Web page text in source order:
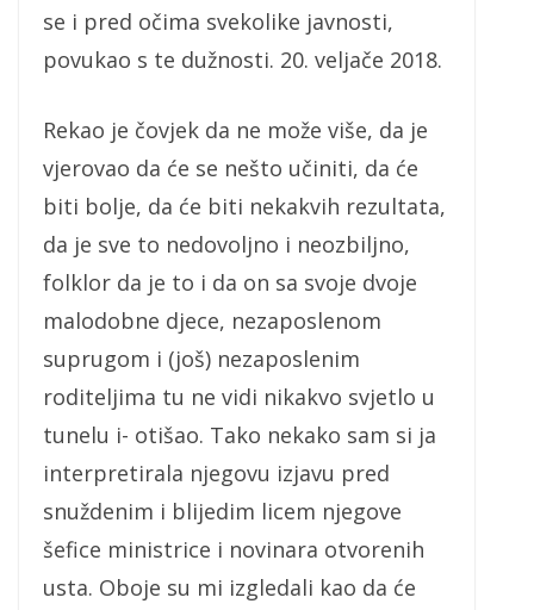
se i pred očima svekolike javnosti,
povukao s te dužnosti. 20. veljače 2018.
Rekao je čovjek da ne može više, da je
vjerovao da će se nešto učiniti, da će
biti bolje, da će biti nekakvih rezultata,
da je sve to nedovoljno i neozbiljno,
folklor da je to i da on sa svoje dvoje
malodobne djece, nezaposlenom
suprugom i (još) nezaposlenim
roditeljima tu ne vidi nikakvo svjetlo u
tunelu i- otišao. Tako nekako sam si ja
interpretirala njegovu izjavu pred
snuždenim i blijedim licem njegove
šefice ministrice i novinara otvorenih
usta. Oboje su mi izgledali kao da će